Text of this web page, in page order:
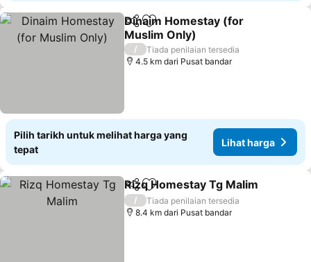
KongsiTambah ke favorit
Dinaim Homestay (for
Muslim Only)
/
Tiada penilaian tersedia
4.5 km dari Pusat bandar
Pilih tarikh untuk melihat harga yang
tepat
Lihat harga
KongsiTambah ke favorit
Rizq Homestay Tg Malim
/
Tiada penilaian tersedia
8.4 km dari Pusat bandar